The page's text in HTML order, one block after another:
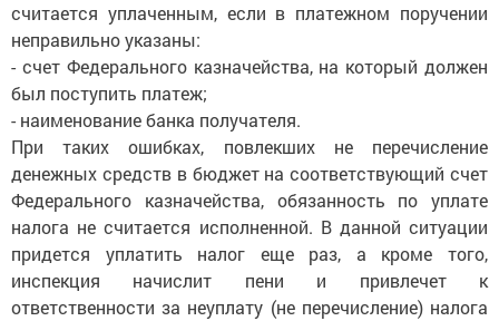
считается уплаченным, если в платежном поручении
неправильно указаны:
- счет Федерального казначейства, на который должен
был поступить платеж;
- наименование банка получателя.
При таких ошибках, повлекших не перечисление
денежных средств в бюджет на соответствующий счет
Федерального казначейства, обязанность по уплате
налога не считается исполненной. В данной ситуации
придется уплатить налог еще раз, а кроме того,
инспекция начислит пени и привлечет к
ответственности за неуплату (не перечисление) налога